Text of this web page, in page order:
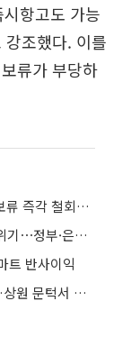
항고도 가능
조했다. 이를
류가 부당하
홈플러스 “일부 카드사, 부당한 대금지급 보류 즉각 철회하라”
홈플러스 회생 폐지에 협력사 '연쇄 도산' 위기⋯정부·은행권 긴급 수혈
트 반사이익
美 클래리티 법안 연내 통과 가능성 13%…상원 문턱서 제동